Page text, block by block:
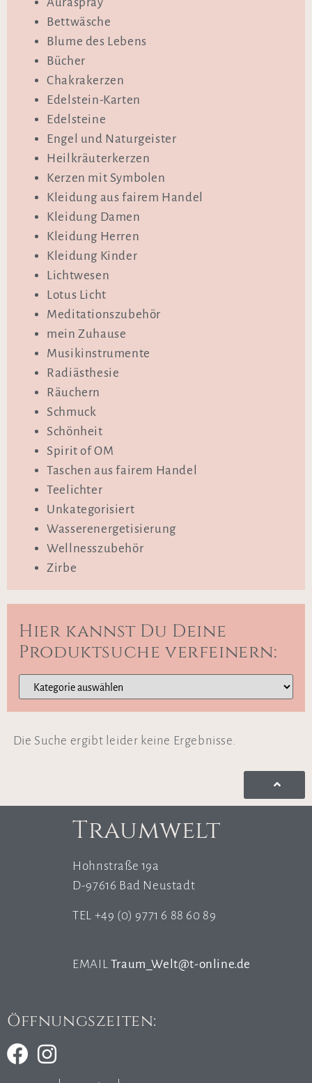
Bettwäsche
Blume des Lebens
Bücher
Chakrakerzen
Edelstein-Karten
Edelsteine
Engel und Naturgeister
Heilkräuterkerzen
Kerzen mit Symbolen
Kleidung aus fairem Handel
Kleidung Damen
Kleidung Herren
Kleidung Kinder
Lichtwesen
Lotus Licht
Meditationszubehör
mein Zuhause
Musikinstrumente
Radiästhesie
Räuchern
Schmuck
Schönheit
Spirit of OM
Taschen aus fairem Handel
Teelichter
Unkategorisiert
Wasserenergetisierung
Wellnesszubehör
Zirbe
Hier kannst Du Deine
Produktsuche verfeinern:
Die Suche ergibt leider keine Ergebnisse.
Traumwelt
Hohnstraße 19a
D-97616 Bad Neustadt
TEL +49 (0) 9771 6 88 60 89
EMAIL Traum_Welt@t-online.de
Öffnungszeiten: